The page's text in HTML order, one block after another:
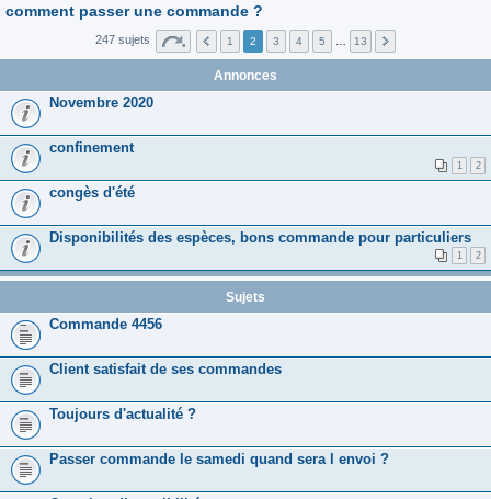
comment passer une commande ?
247 sujets 1 2 3 4 5 13
Annonces
Novembre 2020
confinement
1 2
congès d'été
Disponibilités des espèces, bons commande pour particuliers
1 2
Sujets
Commande 4456
Client satisfait de ses commandes
Toujours d'actualité ?
Passer commande le samedi quand sera l envoi ?